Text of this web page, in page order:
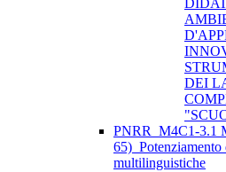
DEI
PNRR_M4C1-3.1
multilinguistiche